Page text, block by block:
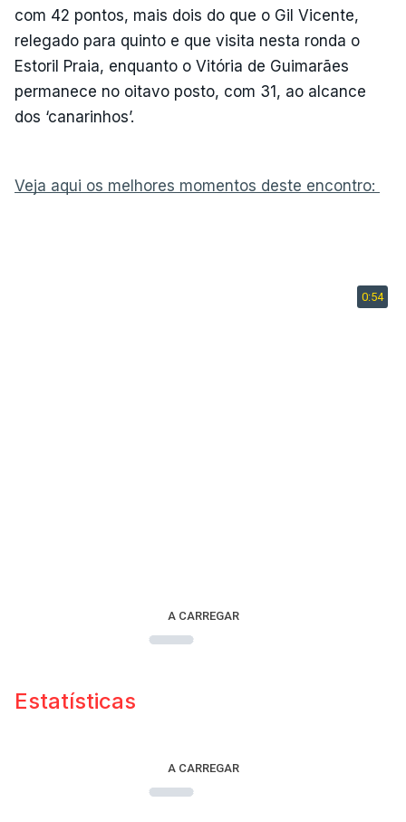
com 42 pontos, mais dois do que o Gil Vicente,
relegado para quinto e que visita nesta ronda o
Estoril Praia, enquanto o Vitória de Guimarães
permanece no oitavo posto, com 31, ao alcance
dos ‘canarinhos’.
Veja aqui os melhores momentos deste encontro:
A CARREGAR
Estatísticas
A CARREGAR